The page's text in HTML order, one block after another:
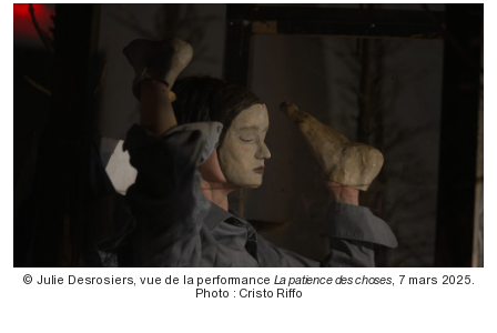
© Julie Desrosiers, vue de la performance La patience des choses , 7 mars 2025.
Photo : Cristo Riffo